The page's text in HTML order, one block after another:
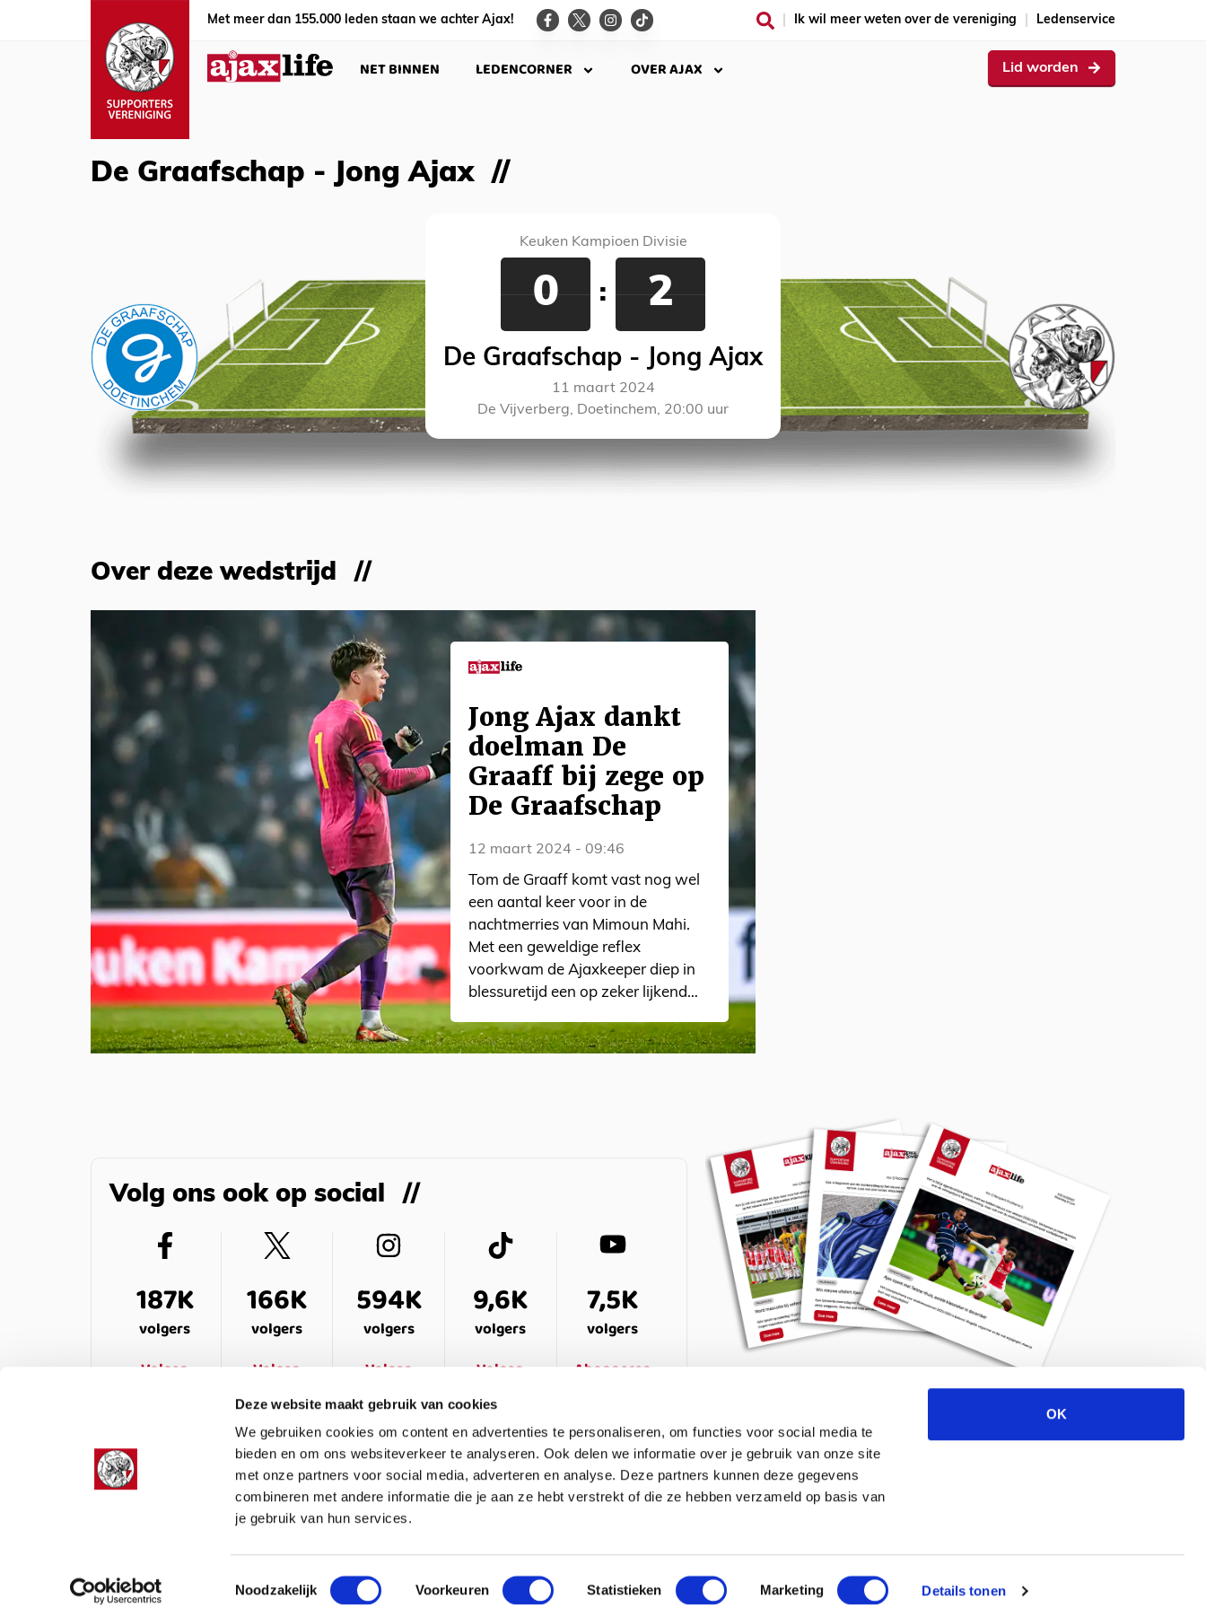
Deze website maakt gebruik van cookies
We gebruiken cookies om content en advertenties te personaliseren, om functies voor social media te
bieden en om ons websiteverkeer te analyseren. Ook delen we informatie over je gebruik van onze site
met onze partners voor social media, adverteren en analyse. Deze partners kunnen deze gegevens
combineren met andere informatie die je aan ze hebt verstrekt of die ze hebben verzameld op basis van
je gebruik van hun services.
Toestemmingsselectie
Noodzakelijk Voorkeuren Statistieken Marketing Details tonen
OK
Met meer dan 155.000 leden staan we achter Ajax! Ik wil meer weten over de vereniging Ledenservice
NET BINNEN LEDENCORNER OVER AJAX Lid worden
De Graafschap - Jong Ajax
Keuken Kampioen Divisie
0 : 2
De Graafschap - Jong Ajax
11 maart 2024
De Vijverberg, Doetinchem, 20:00 uur
Over deze wedstrijd
Jong Ajax dankt
doelman De
Graaff bij zege op
De Graafschap
12 maart 2024 - 09:46
Tom de Graaff komt vast nog wel
een aantal keer voor in de
nachtmerries van Mimoun Mahi.
Met een geweldige reflex
voorkwam de Ajaxkeeper diep in
blessuretijd een op zeker lijkend
waarna Jong Ajax het duel
Volg ons ook op social
187K
volgers
Volgen
166K
volgers
Volgen
594K
volgers
Volgen
9,6K
volgers
Volgen
7,5K
volgers
Abonneren
Meld je aan voor de nieuwsbrief
OVER ONS VEELGESTELDE VRAGEN
Colofon Cookies Algemene voorwaarden © 2026 ajaxlife.nl – Powered by TRES